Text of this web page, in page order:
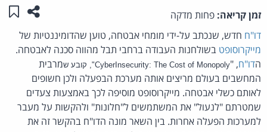
זמן קריאה: פחות מדקה שתפו
דו"ח חדש, שנכתב על-ידי מומחי אבטחה, טוען שהדומיננטיות של
מייקרוסופט בשולחנות העבודה ברחבי תבל מהווה סכנה לאבטחה.
הדו"ח, "CyberInsecurity: The Cost of Monopoly", קובע ש
מרבית
המחשבים בעולם מריצים אותה מערכת הבפעלה ולכן חשופים
לאותם כשלי אבטחה. מייקרוסופט מוסיפה לכך באמצעות צעדים
שמטרתם "לנעול" את המשתמשים ל"חלונות" ולהקשות על מעבר
למערכות הפעלה אחרות. בין השאר מונה הדו"ח בהקשר זה את